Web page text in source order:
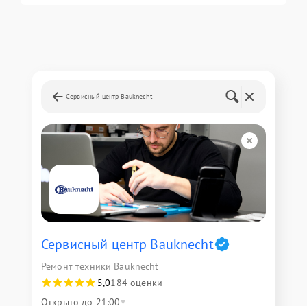
Сервисный центр Bauknecht
Сервисный центр Bauknecht
Ремонт техники Bauknecht
5,0184 оценки
Открыто до 21:00